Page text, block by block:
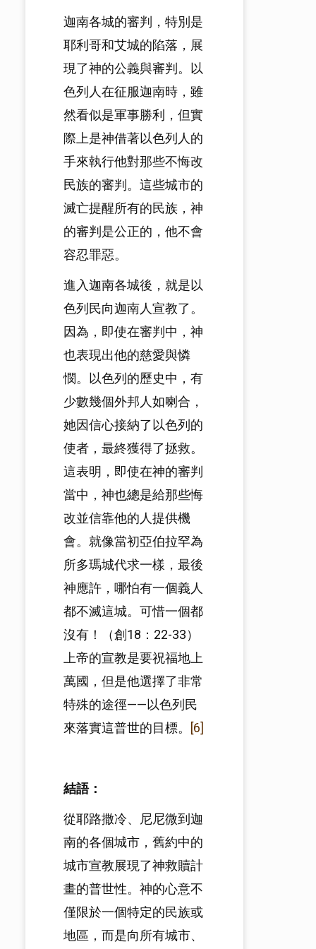
迦南各城的審判，特別是
耶利哥和艾城的陷落，展
現了神的公義與審判。以
色列人在征服迦南時，雖
然看似是軍事勝利，但實
際上是神借著以色列人的
手來執行他對那些不悔改
民族的審判。這些城市的
滅亡提醒所有的民族，神
的審判是公正的，他不會
容忍罪惡。
進入迦南各城後，就是以
色列民向迦南人宣教了。
因為，即使在審判中，神
也表現出他的慈愛與憐
憫。以色列的歷史中，有
少數幾個外邦人如喇合，
她因信心接納了以色列的
使者，最終獲得了拯救。
這表明，即使在神的審判
當中，神也總是給那些悔
改並信靠他的人提供機
會。就像當初亞伯拉罕為
所多瑪城代求一樣，最後
神應許，哪怕有一個義人
都不滅這城。可惜一個都
沒有！（創18：22-33）
上帝的宣教是要祝福地上
萬國，但是他選擇了非常
特殊的途徑——以色列民
來落實這普世的目標。 [6]
結語：
從耶路撒冷、尼尼微到迦
南的各個城市，舊約中的
城市宣教展現了神救贖計
畫的普世性。神的心意不
僅限於一個特定的民族或
地區，而是向所有城市、